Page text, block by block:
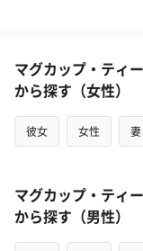
マグカップ・ティ
から探す（女性）
彼女 女性 妻
マグカップ・ティ
から探す（男性）